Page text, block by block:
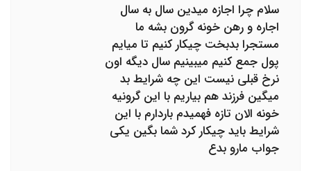
سلام چرا اجازه میدین سال به سال
اجاره و رهن خونه گرون بشه ما
مستجرا بدبخت چیکار کنیم تا میایم
پول جمع کنیم میبینیم سال دیگه اون
نرخ قبلی نیست این چه شرایط بد
میگین فرزند هم بیاریم با این گرونیه
خونه الان تازه فهمیدم باردارم با این
شرایط باید چیکار کرد شما بگین یکی
جواب مارو بدع